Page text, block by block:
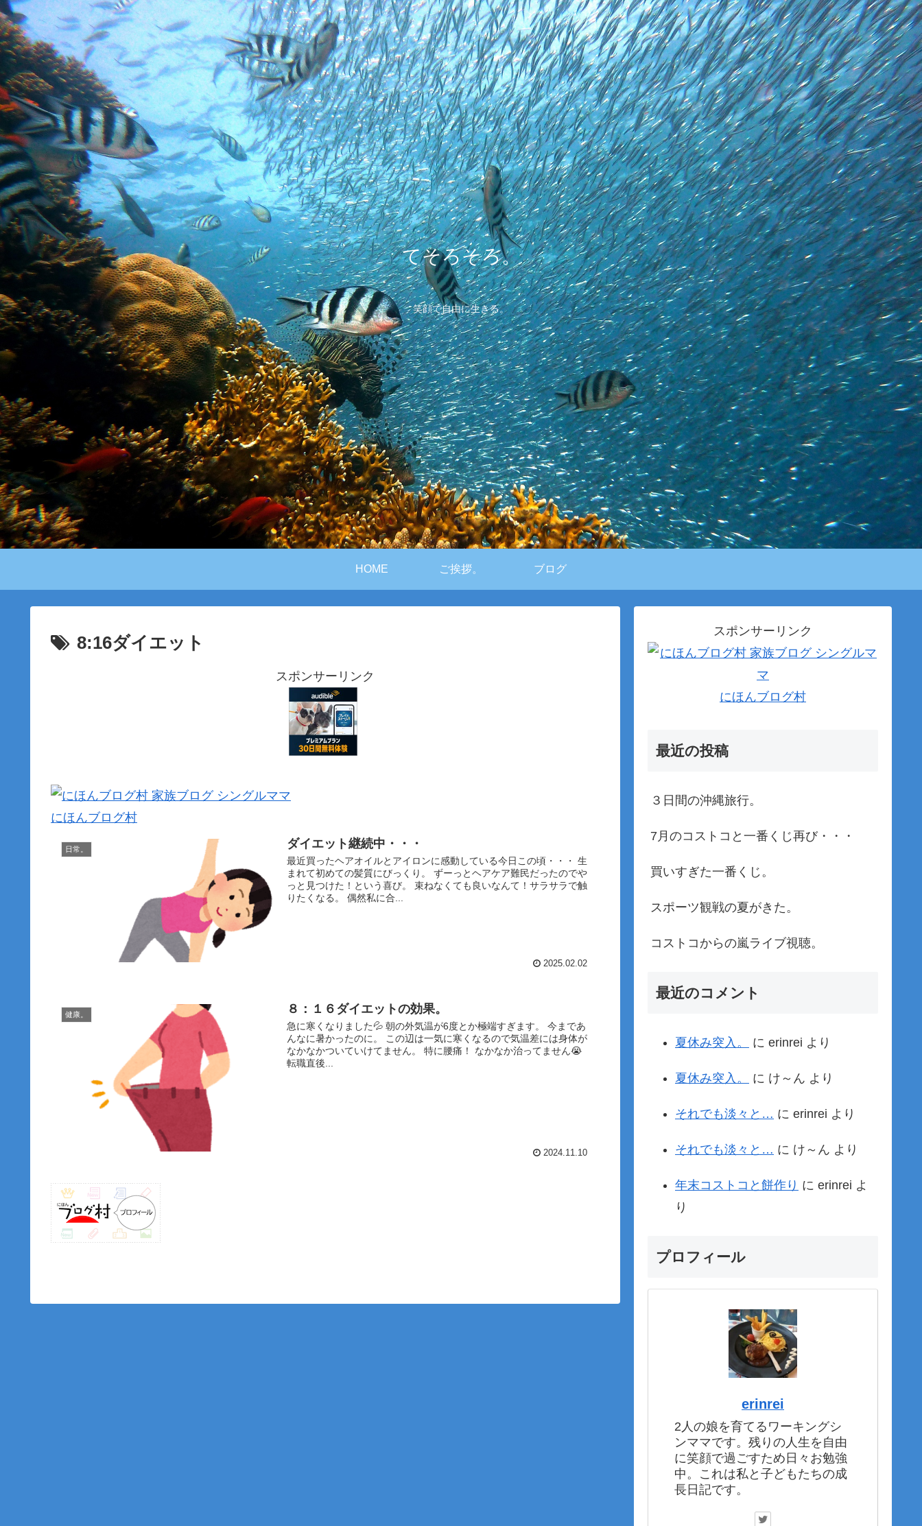
てそろそろ。
笑顔で自由に生きる。
HOME ご挨拶。 ブログ
8:16ダイエット
スポンサーリンク
にほんブログ村
日常。 ダイエット継続中・・・
最近買ったヘアオイルとアイロンに感動している今日この頃・・・ 生
まれて初めての髪質にびっくり。 ずーっとヘアケア難民だったのでや
っと見つけた！という喜び。 束ねなくても良いなんて！サラサラで触
りたくなる。 偶然私に合...
2025.02.02
健康。 ８：１６ダイエットの効果。
急に寒くなりました💦 朝の外気温が6度とか極端すぎます。 今まであ
んなに暑かったのに。 この辺は一気に寒くなるので気温差には身体が
なかなかついていけてません。 特に腰痛！ なかなか治ってません😭
転職直後...
2024.11.10
スポンサーリンク
にほんブログ村
最近の投稿
３日間の沖縄旅行。
7月のコストコと一番くじ再び・・・
買いすぎた一番くじ。
スポーツ観戦の夏がきた。
コストコからの嵐ライブ視聴。
最近のコメント
夏休み突入。 に erinrei より
夏休み突入。 に け～ん より
それでも淡々と… に erinrei より
それでも淡々と… に け～ん より
年末コストコと餅作り に erinrei よ
り
プロフィール
erinrei
2人の娘を育てるワーキングシ
ンママです。残りの人生を自由
に笑顔で過ごすため日々お勉強
中。これは私と子どもたちの成
長日記です。